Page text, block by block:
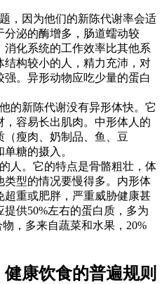
，因为他们的新陈代谢率会适
分泌的酶增多，肠道蠕动较
消化系统的工作效率比其他系
结构较小的人，精力充沛，对
。异形动物应吃少量的蛋白
的新陈代谢没有异形体快。它
，容易长出肌肉。中形体人的
（瘦肉、奶制品、鱼、豆
糖的摄入。
人。它的特点是骨骼粗壮，体
类型的情况要慢得多。内形体
超重或肥胖，严重威胁健康甚
供50%左右的蛋白质，多为
，多来自蔬菜和水果，20%
康饮食的普遍规则